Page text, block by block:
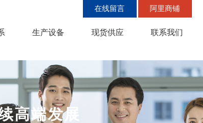
生产设备 现货供应 联系我们
在线留言 阿里商铺
高端发展